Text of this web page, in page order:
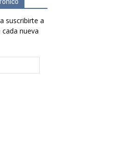
suscribirte a
nueva